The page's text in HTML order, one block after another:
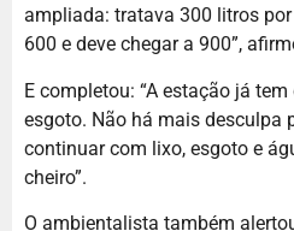
ampliada: tratava 300 litros
600 e deve chegar a 900”,
E completou: “A estação já
esgoto. Não há mais desculpa
continuar com lixo, esgoto e
cheiro”.
O ambientalista também